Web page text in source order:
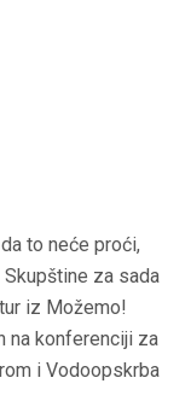
to neće proći,
za sada
iz Možemo!
na konferenciji za
i Vodoopskrba